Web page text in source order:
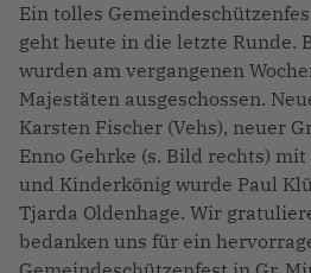
Ein tolles
geht heute in die letzte Runde.
wurden am vergangenen
Majestäten ausgeschossen.
Karsten Fischer (Vehs), neuer
Enno Gehrke (s. Bild rechts)
und Kinderkönig wurde Paul
Tjarda Oldenhage. Wir
bedanken uns für ein